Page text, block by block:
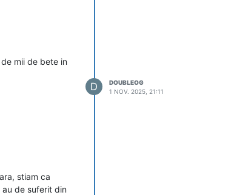
mii de bete in
D
DOUBLEOG
1 NOV. 2025, 21:11
stiam ca
de suferit din